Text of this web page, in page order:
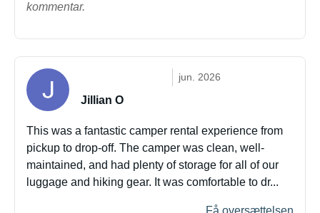
kommentar.
jun. 2026
Jillian O
This was a fantastic camper rental experience from
pickup to drop-off. The camper was clean, well-
maintained, and had plenty of storage for all of our
luggage and hiking gear. It was comfortable to dr...
Få oversættelsen